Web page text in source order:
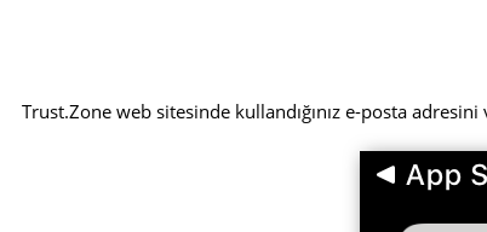
Trust.Zone web sitesinde kullandığınız e-posta